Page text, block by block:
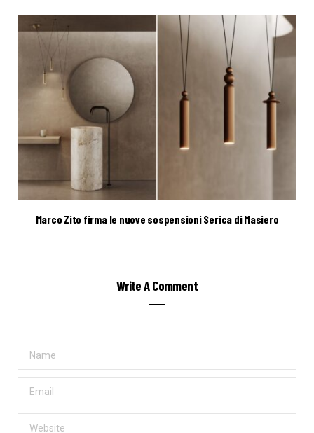
Marco Zito firma le nuove sospensioni Serica di Masiero
Write A Comment